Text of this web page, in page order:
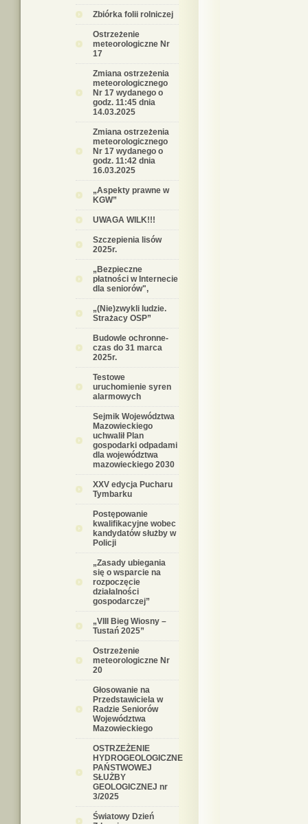
Zbiórka folii rolniczej
Ostrzeżenie
meteorologiczne Nr
17
Zmiana ostrzeżenia
meteorologicznego
Nr 17 wydanego o
godz. 11:45 dnia
14.03.2025
Zmiana ostrzeżenia
meteorologicznego
Nr 17 wydanego o
godz. 11:42 dnia
16.03.2025
„Aspekty prawne w
KGW”
UWAGA WILK!!!
Szczepienia lisów
2025r.
„Bezpieczne
płatności w Internecie
dla seniorów",
„(Nie)zwykli ludzie.
Strażacy OSP”
Budowle ochronne-
czas do 31 marca
2025r.
Testowe
uruchomienie syren
alarmowych
Sejmik Województwa
Mazowieckiego
uchwalił Plan
gospodarki odpadami
dla województwa
mazowieckiego 2030
XXV edycja Pucharu
Tymbarku
Postępowanie
kwalifikacyjne wobec
kandydatów służby w
Policji
„Zasady ubiegania
się o wsparcie na
rozpoczęcie
działalności
gospodarczej”
„VIII Bieg Wiosny –
Tustań 2025”
Ostrzeżenie
meteorologiczne Nr
20
Głosowanie na
Przedstawiciela w
Radzie Seniorów
Województwa
Mazowieckiego
OSTRZEŻENIE
HYDROGEOLOGICZNE
PAŃSTWOWEJ
SŁUŻBY
GEOLOGICZNEJ nr
3/2025
Światowy Dzień